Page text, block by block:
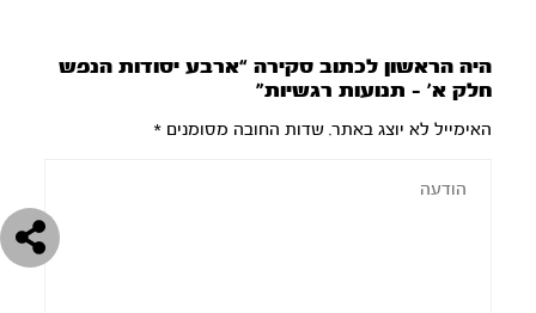
היה הראשון לכתוב סקירה “ארבע יסודות הנפש
חלק א’ – תנועות רגשיות”
האימייל לא יוצג באתר. שדות החובה מסומנים*